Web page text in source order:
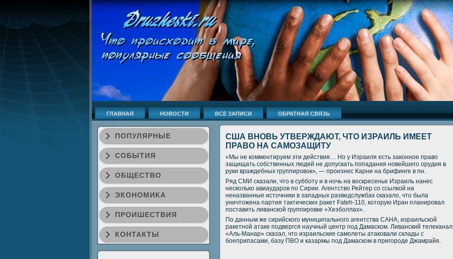
ГЛАВНАЯ НОВОСТИ ВСЕ ЗАПИСИ ОБРАТНАЯ СВЯЗЬ
ПОПУЛЯРНЫЕ
СОБЫТИЯ
ОБЩЕСТВО
ЭКОНОМИКА
ПРОИШЕСТВИЯ
КОНТАКТЫ
США ВНОВЬ УТВЕРЖДАЮТ, ЧТО ИЗРАИЛЬ ИМЕЕТ
ПРАВО НА САМОЗАЩИТУ
«Мы не комментируем эти действия… Но у Израиля есть законное право
защищать собственных людей не допускать попадания новейшего орудия в
руки враждебных группировок», — произнес Карни на брифинге в пн.
Ряд СМИ сказали, что в субботу и в ночь на воскресенье Израиль нанес
несколько авиаударов по Сирии. Агентство Рейтер со ссылкой на
неназванные источники в западных разведслужбах сказало, что была
уничтожена партия тактических ракет Fateh-110, которую Иран планировал
поставить ливанской группировке «Хезболлах».
По данным же сирийского муниципального агентства САНА, израильской
ракетной атаке подвергся научный центр под Дамаском. Ливанский телеканал
«Аль-Манар» сказал, что израильские самолеты атаковали склады с
боеприпасами, базу ПВО и казармы под Дамаском в пригороде Джамрайя.